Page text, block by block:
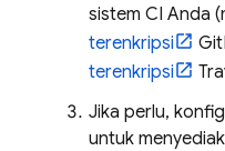
sistem CI Anda
terenkripsi
terenkripsi
Jika perlu,
untuk